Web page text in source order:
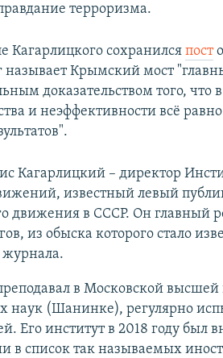
терроризма.
Кагарлицкого сохранилсяпост
называет Крымский мост
доказательством того,
и неэффективности всё
Кагарлицкий – директор
известный левый
движения в СССР. Он главный
из обыска которого стало
в Московской
наук (Шанинке), регулярно
Его институт в 2018 году был
в список так называемых